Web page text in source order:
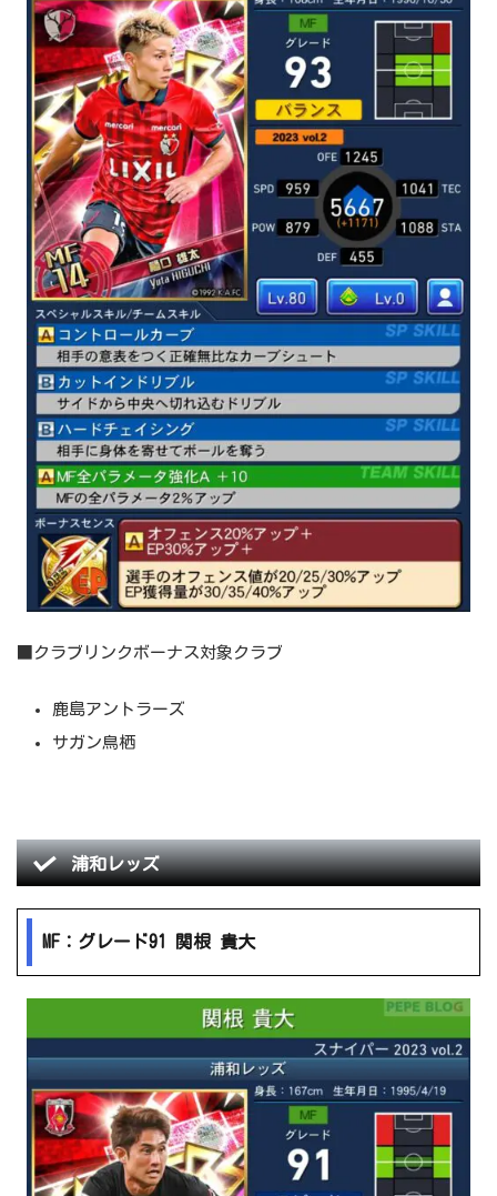
■クラブリンクボーナス対象クラブ
鹿島アントラーズ
サガン鳥栖
浦和レッズ
MF：グレード91 関根 貴大